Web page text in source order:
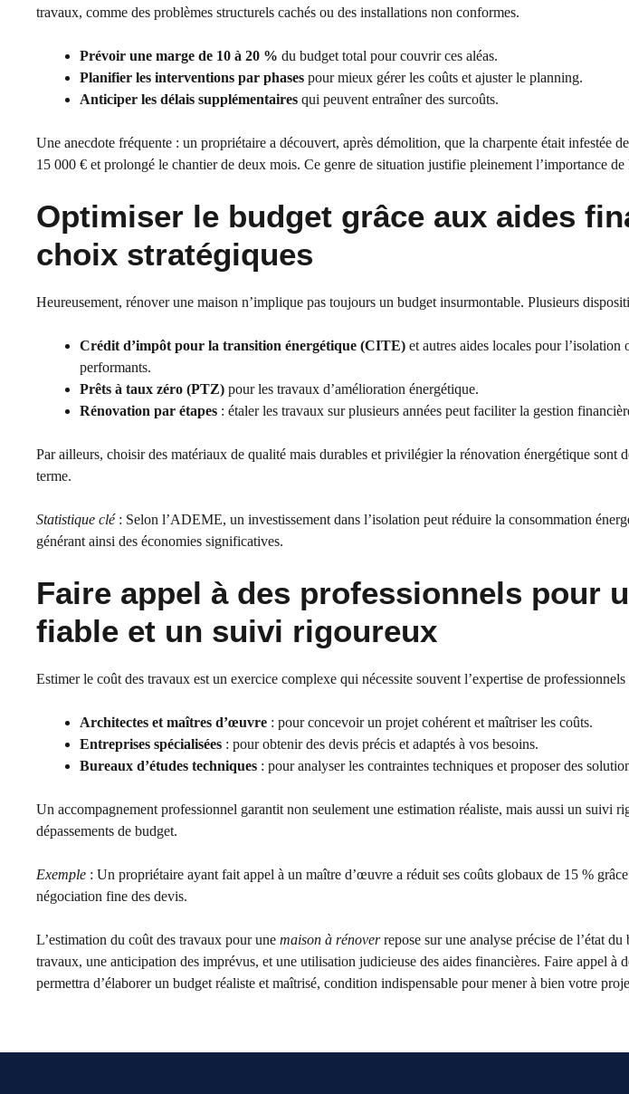
travaux, comme des problèmes structurels cachés ou des installations non conformes.
Prévoir une marge de 10 à 20 % du budget total pour couvrir ces aléas.
Planifier les interventions par phases pour mieux gérer les coûts et ajuster le planning.
Anticiper les délais supplémentaires qui peuvent entraîner des surcoûts.
Une anecdote fréquente : un propriétaire a découvert, après démolition, que la charpente était infestée
15 000 € et prolongé le chantier de deux mois. Ce genre de situation justifie pleinement l’importance de
Optimiser le budget grâce aux aides
choix stratégiques
Heureusement, rénover une maison n’implique pas toujours un budget insurmontable. Plusieurs
Crédit d’impôt pour la transition énergétique (CITE) et autres aides locales pour l’isolation
performants.
Prêts à taux zéro (PTZ) pour les travaux d’amélioration énergétique.
Rénovation par étapes : étaler les travaux sur plusieurs années peut faciliter la gestion
Par ailleurs, choisir des matériaux de qualité mais durables et privilégier la rénovation énergétique sont
terme.
Statistique clé : Selon l’ADEME, un investissement dans l’isolation peut réduire la consommation
générant ainsi des économies significatives.
Faire appel à des professionnels pour
fiable et un suivi rigoureux
Estimer le coût des travaux est un exercice complexe qui nécessite souvent l’expertise de
Architectes et maîtres d’œuvre : pour concevoir un projet cohérent et maîtriser les coûts.
Entreprises spécialisées : pour obtenir des devis précis et adaptés à vos besoins.
Bureaux d’études techniques : pour analyser les contraintes techniques et proposer des
Un accompagnement professionnel garantit non seulement une estimation réaliste, mais aussi un suivi
dépassements de budget.
Exemple : Un propriétaire ayant fait appel à un maître d’œuvre a réduit ses coûts globaux de 15 %
négociation fine des devis.
L’estimation du coût des travaux pour une maison à rénoverrepose sur une analyse précise de l’état
travaux, une anticipation des imprévus, et une utilisation judicieuse des aides financières. Faire appel à
permettra d’élaborer un budget réaliste et maîtrisé, condition indispensable pour mener à bien votre